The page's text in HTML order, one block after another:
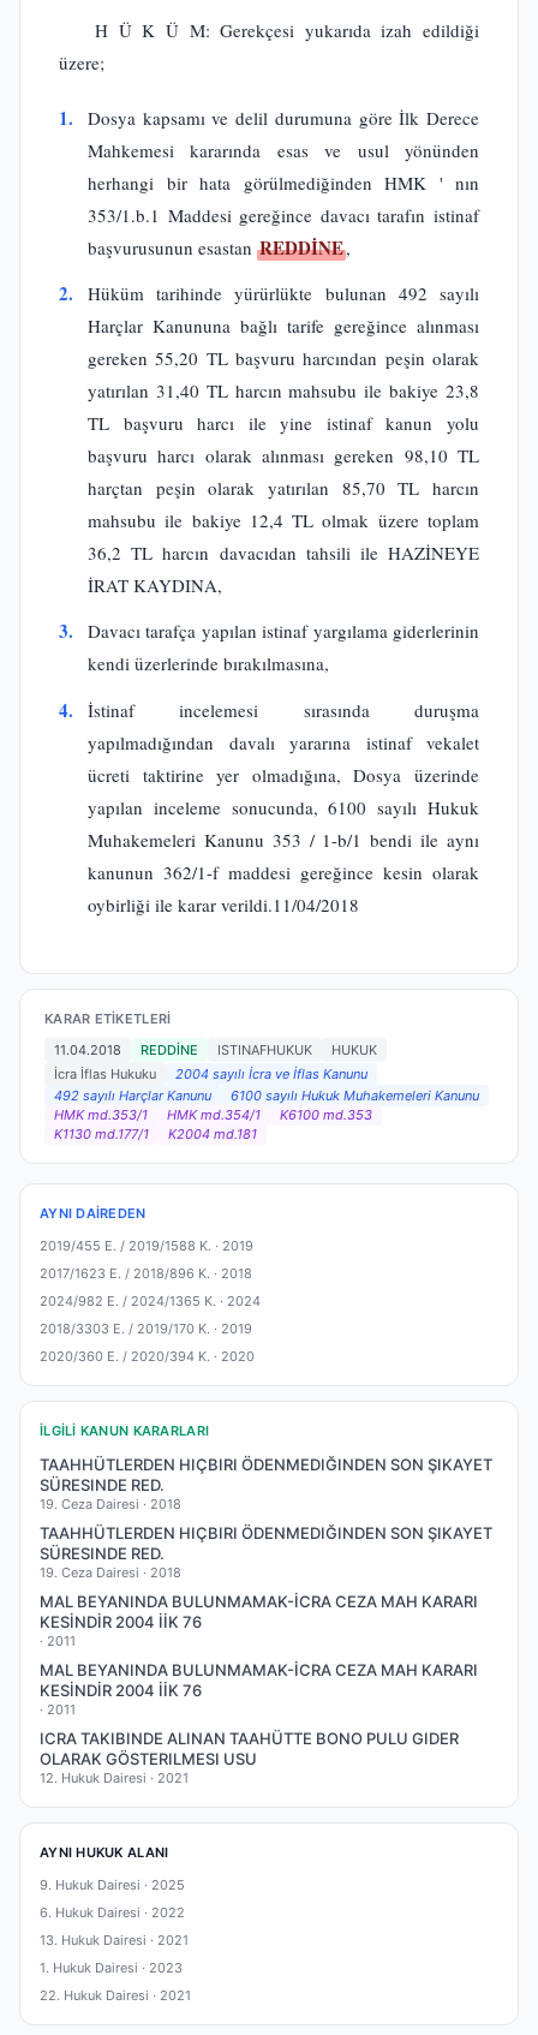
H Ü K Ü M: Gerekçesi yukarıda izah edildiği
üzere;
1.
Dosya kapsamı ve delil durumuna göre İlk Derece
Mahkemesi kararında esas ve usul yönünden
herhangi bir hata görülmediğinden HMK ' nın
353/1.b.1 Maddesi gereğince davacı tarafın istinaf
başvurusunun esastan REDDİNE,
2.
Hüküm tarihinde yürürlükte bulunan 492 sayılı
Harçlar Kanununa bağlı tarife gereğince alınması
gereken 55,20 TL başvuru harcından peşin olarak
yatırılan 31,40 TL harcın mahsubu ile bakiye 23,8
TL başvuru harcı ile yine istinaf kanun yolu
başvuru harcı olarak alınması gereken 98,10 TL
harçtan peşin olarak yatırılan 85,70 TL harcın
mahsubu ile bakiye 12,4 TL olmak üzere toplam
36,2 TL harcın davacıdan tahsili ile HAZİNEYE
İRAT KAYDINA,
3.
Davacı tarafça yapılan istinaf yargılama giderlerinin
kendi üzerlerinde bırakılmasına,
4.
İstinaf incelemesi sırasında duruşma
yapılmadığından davalı yararına istinaf vekalet
ücreti taktirine yer olmadığına, Dosya üzerinde
yapılan inceleme sonucunda, 6100 sayılı Hukuk
Muhakemeleri Kanunu 353 / 1-b/1 bendi ile aynı
kanunun 362/1-f maddesi gereğince kesin olarak
oybirliği ile karar verildi.11/04/2018
KARAR ETIKETLERI
11.04.2018
REDDİNE ISTINAFHUKUK
HUKUK
İcra İflas Hukuku
2004 sayılı İcra ve İflas Kanunu
492 sayılı Harçlar Kanunu
6100 sayılı Hukuk Muhakemeleri Kanunu
HMK md.353/1
HMK md.354/1
K6100 md.353
K1130 md.177/1
K2004 md.181
AYNI DAIREDEN
2019/455 E. / 2019/1588 K. · 2019
2017/1623 E. / 2018/896 K. · 2018
2024/982 E. / 2024/1365 K. · 2024
2018/3303 E. / 2019/170 K. · 2019
2020/360 E. / 2020/394 K. · 2020
İLGILI KANUN KARARLARI
TAAHHÜTLERDEN HIÇBIRI ÖDENMEDIĞINDEN SON ŞIKAYET
SÜRESINDE RED.
19. Ceza Dairesi · 2018
TAAHHÜTLERDEN HIÇBIRI ÖDENMEDIĞINDEN SON ŞIKAYET
SÜRESINDE RED.
19. Ceza Dairesi · 2018
MAL BEYANINDA BULUNMAMAK-İCRA CEZA MAH KARARI
KESİNDİR 2004 İİK 76
· 2011
MAL BEYANINDA BULUNMAMAK-İCRA CEZA MAH KARARI
KESİNDİR 2004 İİK 76
· 2011
ICRA TAKIBINDE ALINAN TAAHÜTTE BONO PULU GIDER
OLARAK GÖSTERILMESI USU
12. Hukuk Dairesi · 2021
AYNI HUKUK ALANI
9. Hukuk Dairesi · 2025
6. Hukuk Dairesi · 2022
13. Hukuk Dairesi · 2021
1. Hukuk Dairesi · 2023
22. Hukuk Dairesi · 2021